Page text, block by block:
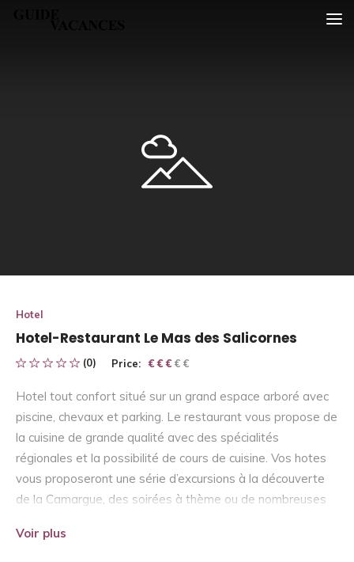
Hotel
Hotel-Restaurant Le Mas des Salicornes
(0) Price: € € € € €
€ € €
Hotel tout confort situé sur un grand espace arboré avec
piscine, chevaux et parking. Le restaurant vous propose de
la cuisine de grande qualité avec des spécialités
régionales et la possibilité de cours de cuisine. Vos hotes
vous proposeront une série d’excursions à la découverte
de la Camargue, des soirées à thème ou de nombreuses
Voir plus